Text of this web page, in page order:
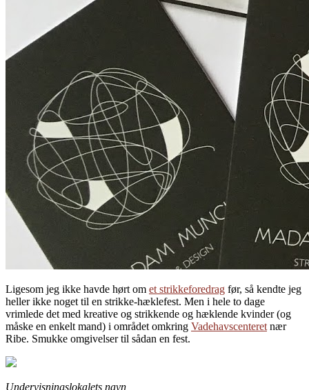
Ligesom jeg ikke havde hørt om et strikkeforedrag før, så kendte jeg
heller ikke noget til en strikke-hæklefest. Men i hele to dage
vrimlede det med kreative og strikkende og hæklende kvinder (og
måske en enkelt mand) i området omkring Vadehavscenteret nær
Ribe. Smukke omgivelser til sådan en fest.
Undervisningslokalets navn